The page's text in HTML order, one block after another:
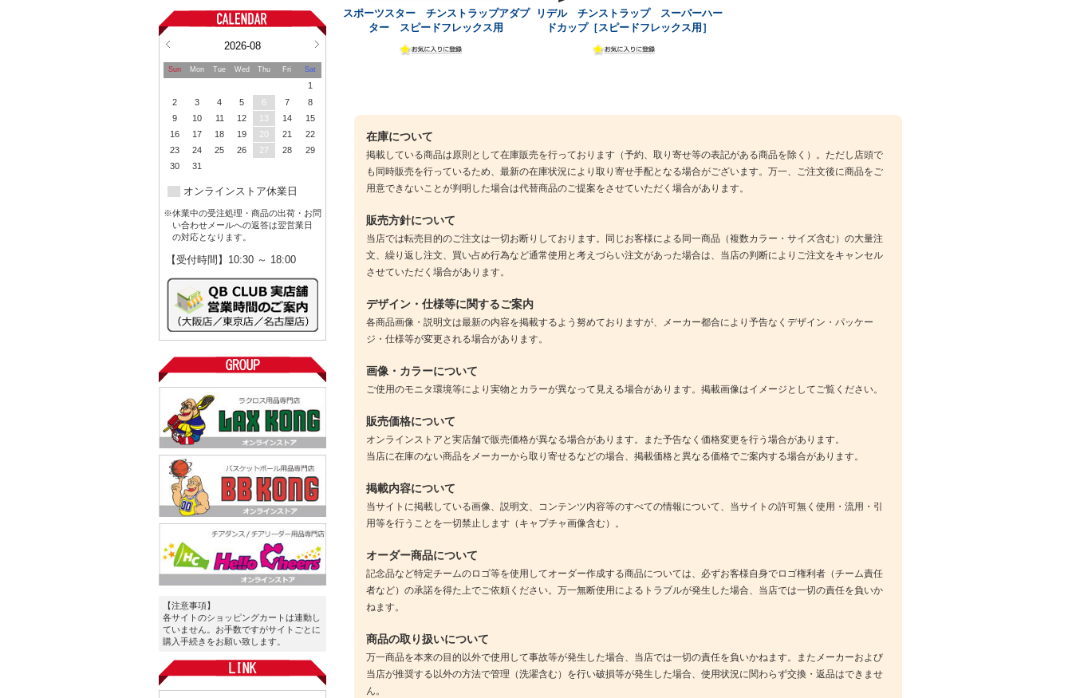
2026-08
Sun Mon Tue Wed Thu Fri Sat
1
2
3 4 5 6 7
8
9
10 11 12 13 14
15
16
17 18 19 20 21
22
23
24 25 26 27 28
29
30
31
オンラインストア休業日
※休業中の受注処理・商品の出荷・お問
い合わせメールへの返答は翌営業日
の対応となります。
【受付時間】10:30 ～ 18:00
【注意事項】
各サイトのショッピングカートは連動し
ていません。お手数ですがサイトごとに
購入手続きをお願い致します。
スポーツスター チンストラップアダプ
ター スピードフレックス用
リデル チンストラップ スーパーハー
ドカップ［スピードフレックス用］
在庫について
掲載している商品は原則として在庫販売を行っております（予約、取り寄せ等の表記がある商品を除く）。ただし店頭で
も同時販売を行っているため、最新の在庫状況により取り寄せ手配となる場合がございます。万一、ご注文後に商品をご
用意できないことが判明した場合は代替商品のご提案をさせていただく場合があります。
販売方針について
当店では転売目的のご注文は一切お断りしております。同じお客様による同一商品（複数カラー・サイズ含む）の大量注
文、繰り返し注文、買い占め行為など通常使用と考えづらい注文があった場合は、当店の判断によりご注文をキャンセル
させていただく場合があります。
デザイン・仕様等に関するご案内
各商品画像・説明文は最新の内容を掲載するよう努めておりますが、メーカー都合により予告なくデザイン・パッケー
ジ・仕様等が変更される場合があります。
画像・カラーについて
ご使用のモニタ環境等により実物とカラーが異なって見える場合があります。掲載画像はイメージとしてご覧ください。
販売価格について
オンラインストアと実店舗で販売価格が異なる場合があります。また予告なく価格変更を行う場合があります。
当店に在庫のない商品をメーカーから取り寄せるなどの場合、掲載価格と異なる価格でご案内する場合があります。
掲載内容について
当サイトに掲載している画像、説明文、コンテンツ内容等のすべての情報について、当サイトの許可無く使用・流用・引
用等を行うことを一切禁止します（キャプチャ画像含む）。
オーダー商品について
記念品など特定チームのロゴ等を使用してオーダー作成する商品については、必ずお客様自身でロゴ権利者（チーム責任
者など）の承諾を得た上でご依頼ください。万一無断使用によるトラブルが発生した場合、当店では一切の責任を負いか
ねます。
商品の取り扱いについて
万一商品を本来の目的以外で使用して事故等が発生した場合、当店では一切の責任を負いかねます。またメーカーおよび
当店が推奨する以外の方法で管理（洗濯含む）を行い破損等が発生した場合、使用状況に関わらず交換・返品はできませ
ん。